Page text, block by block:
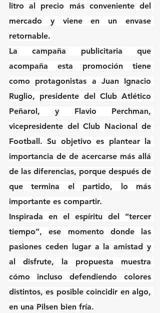
litro al precio más conveniente del
mercado y viene en un envase
retornable.
La campaña publicitaria que
acompaña esta promoción tiene
como protagonistas a Juan Ignacio
Ruglio, presidente del Club Atlético
Peñarol, y Flavio Perchman,
vicepresidente del Club Nacional de
Football. Su objetivo es plantear la
importancia de de acercarse más allá
de las diferencias, porque después de
que termina el partido, lo más
importante es compartir.
Inspirada en el espíritu del “tercer
tiempo”, ese momento donde las
pasiones ceden lugar a la amistad y
al disfrute, la propuesta muestra
cómo incluso defendiendo colores
distintos, es posible coincidir en algo,
en una Pilsen bien fría.